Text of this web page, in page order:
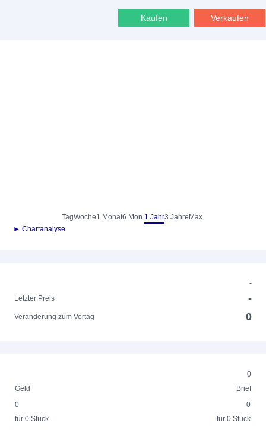
Kaufen Verkaufen
TagWoche1 Monat6 Mon.1 Jahr3 Jahre Max.
► Chartanalyse
-
Letzter Preis
-
Veränderung zum Vortag 0
0
Geld
Brief
0
für 0 Stück
0
für 0 Stück